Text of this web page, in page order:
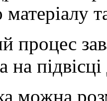
матеріалу
процес
на
можна